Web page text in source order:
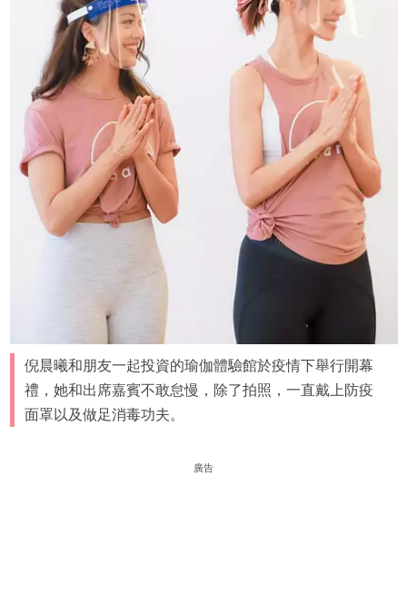
倪晨曦和朋友一起投資的瑜伽體驗館於疫情下舉行開幕
禮，她和出席嘉賓不敢怠慢，除了拍照，一直戴上防疫
面罩以及做足消毒功夫。
廣告